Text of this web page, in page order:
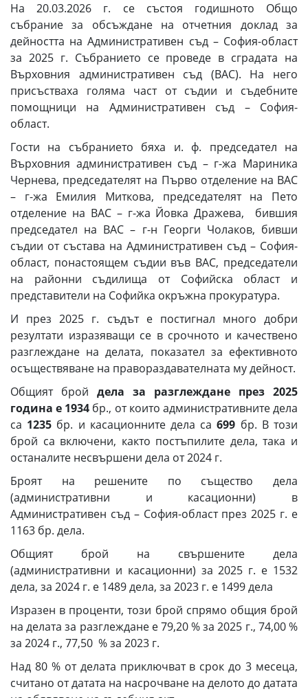
На 20.03.2026 г. се състоя годишното Общо
събрание за обсъждане на отчетния доклад за
дейността на Административен съд – София-област
за 2025 г. Събранието се проведе в сградата на
Върховния административен съд (ВАС). На него
присъстваха голяма част от съдии и съдебните
помощници на Административен съд – София-
област.
Гости на събранието бяха и. ф. председател на
Върховния административен съд – г-жа Мариника
Чернева, председателят на Първо отделение на ВАС
– г-жа Емилия Миткова, председателят на Пето
отделение на ВАС – г-жа Йовка Дражева, бившия
председател на ВАС – г-н Георги Чолаков, бивши
съдии от състава на Административен съд – София-
област, понастоящем съдии във ВАС, председатели
на районни съдилища от Софийска област и
представители на Софийка окръжна прокуратура.
И през 2025 г. съдът е постигнал много добри
резултати изразяващи се в срочното и качествено
разглеждане на делата, показател за ефективното
осъществяване на правораздавателната му дейност.
Общият брой дела за разглеждане през 2025
година е 1934 бр., от които административните дела
са 1235 бр. и касационните дела са699 бр. В този
брой са включени, както постъпилите дела, така и
останалите несвършени дела от 2024 г.
Броят на решените по същество дела
(административни и касационни) в
Административен съд – София-област през 2025 г. е
1163 бр. дела.
Общият брой на свършените дела
(административни и касационни) за 2025 г. е 1532
дела, за 2024 г. е 1489 дела, за 2023 г. е 1499 дела
Изразен в проценти, този брой спрямо общия брой
на делата за разглеждане е 79,20 % за 2025 г., 74,00 %
за 2024 г., 77,50 % за 2023 г.
Над 80 % от делата приключват в срок до 3 месеца,
считано от датата на насрочване на делото до датата